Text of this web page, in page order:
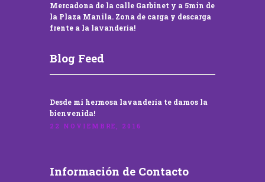
Mercadona de la calle Garbinet y a 5min de
la Plaza Manila. Zona de carga y descarga
frente a la lavandería!
Blog Feed
Desde mi hermosa lavandería te damos la
bienvenida!
22 NOVIEMBRE, 2016
Información de Contacto